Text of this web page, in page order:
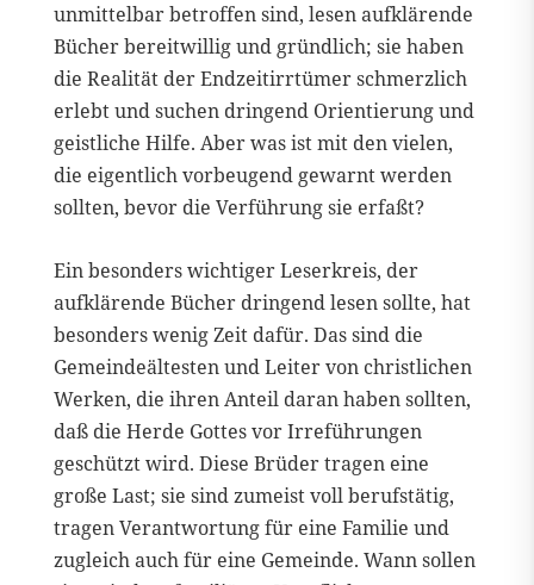
unmittelbar betroffen sind, lesen aufklärende
Bücher bereitwillig und gründlich; sie haben
die Realität der Endzeitirrtümer schmerzlich
erlebt und suchen dringend Orientierung und
geistliche Hilfe. Aber was ist mit den vielen,
die eigentlich vorbeugend gewarnt werden
sollten, bevor die Verführung sie erfaßt?
Ein besonders wichtiger Leserkreis, der
aufklärende Bücher dringend lesen sollte, hat
besonders wenig Zeit dafür. Das sind die
Gemeindeältesten und Leiter von christlichen
Werken, die ihren Anteil daran haben sollten,
daß die Herde Gottes vor Irreführungen
geschützt wird. Diese Brüder tragen eine
große Last; sie sind zumeist voll berufstätig,
tragen Verantwortung für eine Familie und
zugleich auch für eine Gemeinde. Wann sollen